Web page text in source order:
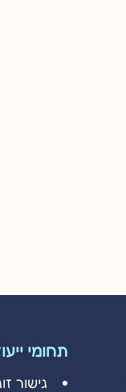
תחומי
גישור